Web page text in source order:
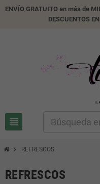
ENVÍO GRATUITO en más de
DESCUENTOS
view_headline
chevron_right REFRESCOS
REFRESCOS